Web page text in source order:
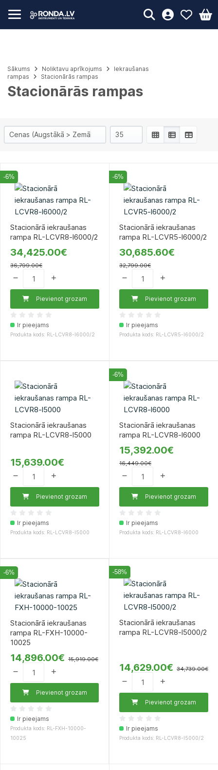
Sākums Noliktavu aprīkojums
Iekraušanas
rampas
Stacionārās rampas
Stacionārās rampas
-6%
Stacionārā iekraušanas
rampa RL-LCVR8-l6000/2
34,425.00€
36,799.00€
Pievienot grozam
Ir pieejams
Produkta kods: RL-LCVR8-l6000/2
-6%
Stacionārā iekraušanas
rampa RL-LCVR5-l6000/2
30,685.60€
32,799.00€
Pievienot grozam
Ir pieejams
Produkta kods: RL-LCVR5-l6000/2
Stacionārā iekraušanas
rampa RL-LCVR8-l5000
15,639.00€
Pievienot grozam
Ir pieejams
Produkta kods: RL-LCVR8-l5000
-6%
Stacionārā iekraušanas
rampa RL-LCVR8-l6000
15,392.00€
16,449.00€
Pievienot grozam
Ir pieejams
Produkta kods: RL-LCVR8-l6000
-6%
Stacionārā iekraušanas
rampa RL-FXH-10000-
10025
14,896.00€ 15,919.00€
Pievienot grozam
Ir pieejams
Produkta kods: RL-FXH-10000-
10025
-58%
Stacionārā iekraušanas
rampa RL-LCVR8-l5000/2
14,629.00€ 34,739.00€
Pievienot grozam
Ir pieejams
Produkta kods: RL-LCVR8-l5000/2